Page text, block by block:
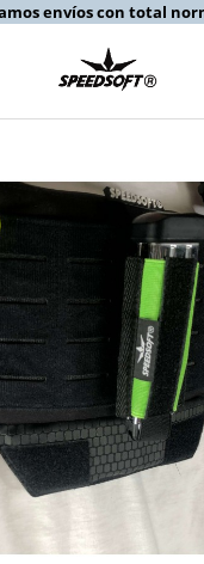
envíos con total